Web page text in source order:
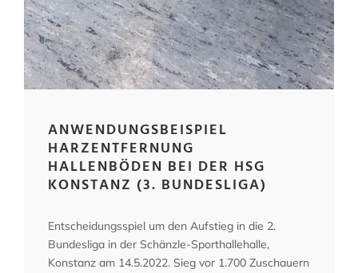
ANWENDUNGSBEISPIEL
HARZENTFERNUNG
HALLENBÖDEN BEI DER HSG
KONSTANZ (3. BUNDESLIGA)
Entscheidungsspiel um den Aufstieg in die 2.
Bundesliga in der Schänzle-Sporthallehalle,
Konstanz am 14.5.2022. Sieg vor 1.700 Zuschauern